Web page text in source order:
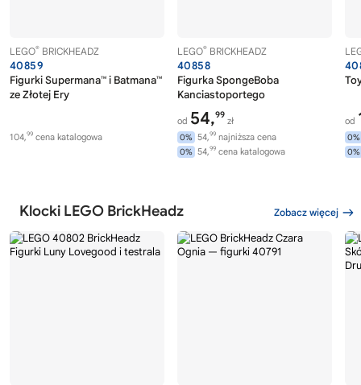
LEGO® BRICKHEADZ
40859
Figurki Supermana™ i Batmana™
ze Złotej Ery
104,99 cena katalogowa
LEGO® BRICKHEADZ
40858
Figurka SpongeBoba
Kanciastoportego
od 54,99
zł
0% 54,99 najniższa cena
0% 54,99 cena katalogowa
od
0%
0%
Klocki LEGO BrickHeadz Zobacz więcej